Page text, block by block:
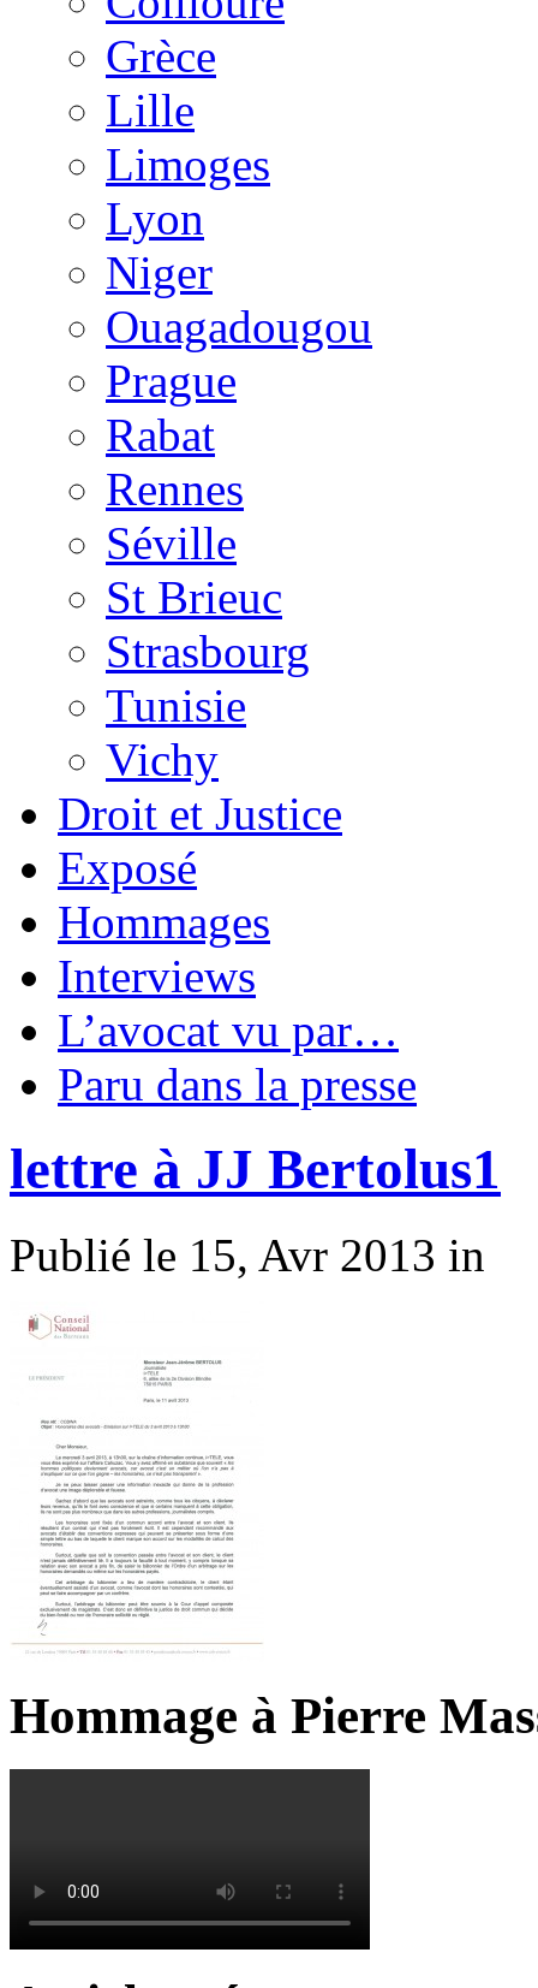
Grèce
Lille
Limoges
Lyon
Niger
Ouagadougou
Prague
Rabat
Rennes
Séville
St Brieuc
Strasbourg
Tunisie
Vichy
Droit et Justice
Exposé
Hommages
Interviews
L’avocat vu par…
Paru dans la presse
lettre à JJ Bertolus1
Publié le 15, Avr 2013 in
Hommage à Pierre